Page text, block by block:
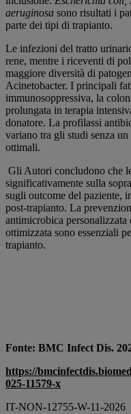
aeruginosa sono risultati i
parte dei tipi di trapianto.
Le infezioni del tratto
rene, mentre i riceventi di
maggiore diversità di
Acinetobacter. I principali
immunosoppressiva, la
prolungata in terapia
donatore. La profilassi
variano tra gli studi senza
ottimali.
Gli Autori concludono che
significativamente sulla
sugli outcome del paziente,
post-trapianto. La
antimicrobica personalizzata
ottimizzata sono essenziali
trapianto.
Fonte: BMC Infect Dis.
https://
025-11579-x
IT-NON-12755-W-11-2026